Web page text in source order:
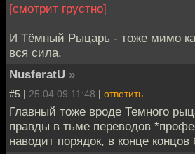
[смотрит грустно]
И Тёмный Рыцарь - тоже мимо
вся сила.
NusferatU »
#5 | 25.04.09 11:48 | ответить
Главный тоже вроде Темного
правды в тьме переводов
наводит порядок, в конце